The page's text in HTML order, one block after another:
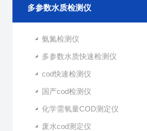
多参数水质检测仪
氨氮检测仪
多参数水质快速检测仪
cod快速检测仪
国产cod检测仪
化学需氧量COD测定仪
废水cod测定仪